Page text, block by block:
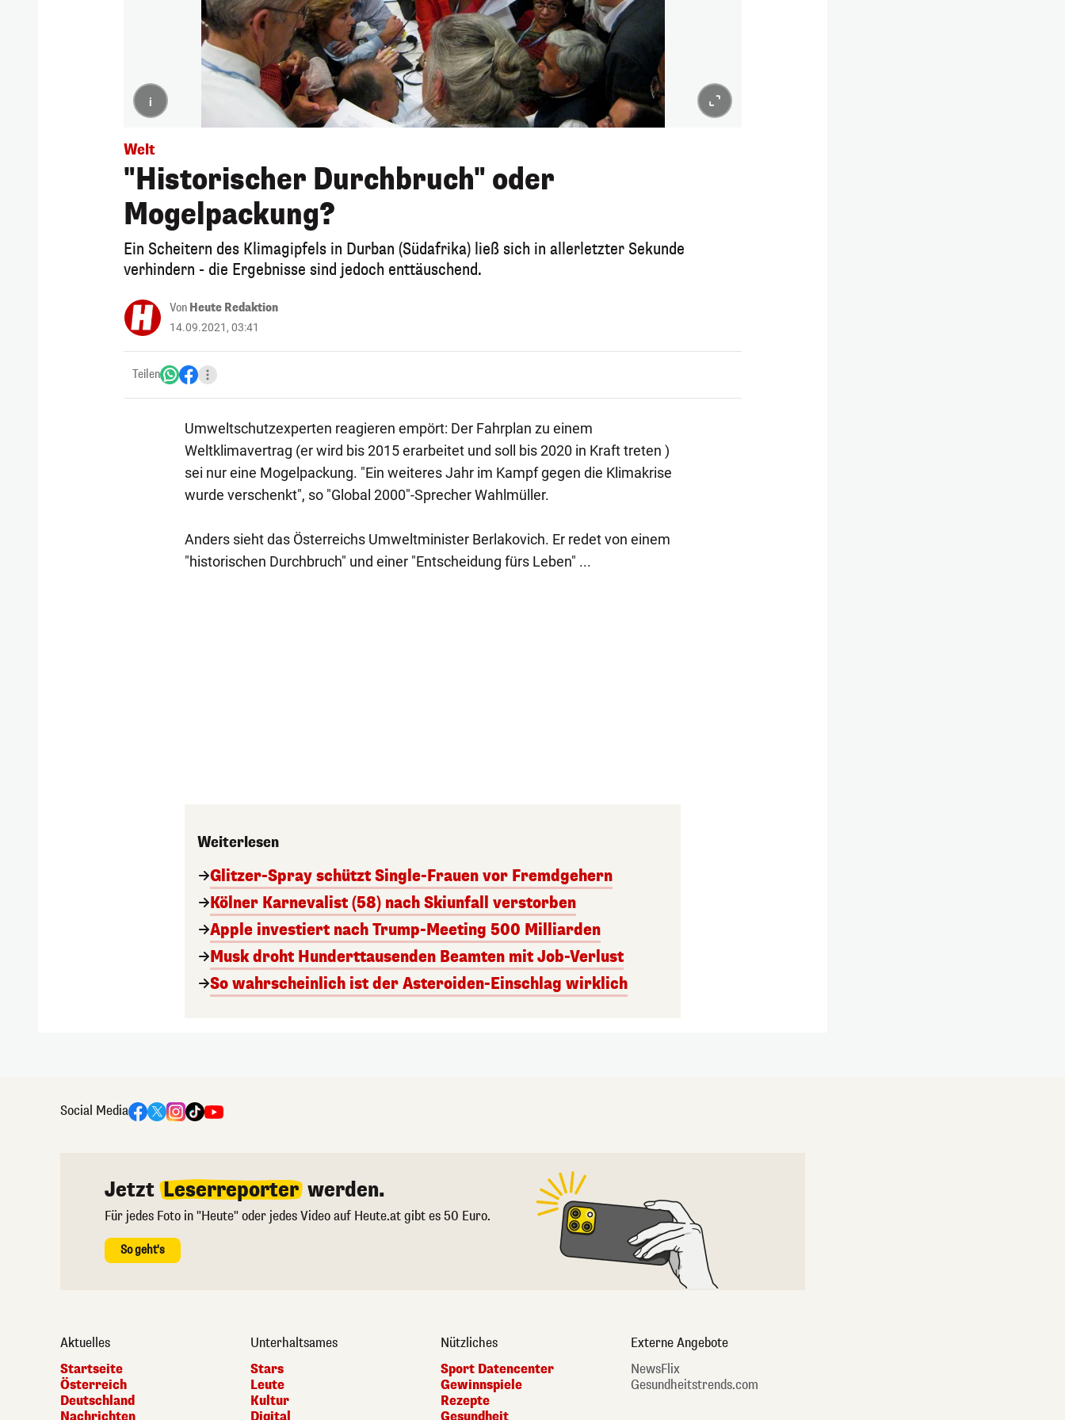
i
Welt
"Historischer Durchbruch" oder
Mogelpackung?
Ein Scheitern des Klimagipfels in Durban (Südafrika) ließ sich in allerletzter Sekunde
verhindern - die Ergebnisse sind jedoch enttäuschend.
Von Heute Redaktion
14.09.2021, 03:41
Teilen
Umweltschutzexperten reagieren empört: Der Fahrplan zu einem
Weltklimavertrag (er wird bis 2015 erarbeitet und soll bis 2020 in Kraft treten )
sei nur eine Mogelpackung. "Ein weiteres Jahr im Kampf gegen die Klimakrise
wurde verschenkt", so "Global 2000"-Sprecher Wahlmüller.
Anders sieht das Österreichs Umweltminister Berlakovich. Er redet von einem
"historischen Durchbruch" und einer "Entscheidung fürs Leben" ...
Weiterlesen
Glitzer-Spray schützt Single-Frauen vor Fremdgehern
Kölner Karnevalist (58) nach Skiunfall verstorben
Apple investiert nach Trump-Meeting 500 Milliarden
Musk droht Hunderttausenden Beamten mit Job-Verlust
So wahrscheinlich ist der Asteroiden-Einschlag wirklich
Social Media
Jetzt Leserreporter werden.
Für jedes Foto in "Heute" oder jedes Video auf Heute.at gibt es 50 Euro.
So geht's
Aktuelles
Startseite
Österreich
Deutschland
Nachrichten
Unterhaltsames
Stars
Leute
Kultur
Digital
Nützliches
Sport Datencenter
Gewinnspiele
Rezepte
Gesundheit
Externe Angebote
NewsFlix
Gesundheitstrends.com